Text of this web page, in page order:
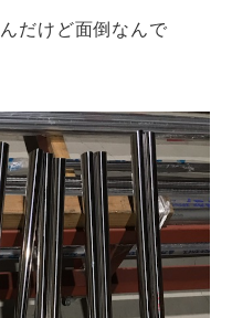
だけど面倒なんで